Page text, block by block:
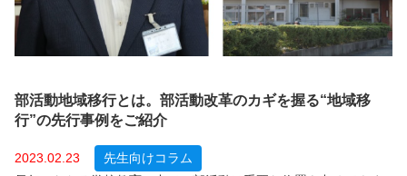
部活動地域移行とは。部活動改革のカギを握る“地域移
行”の先行事例をご紹介
2023.02.23
先生向けコラム